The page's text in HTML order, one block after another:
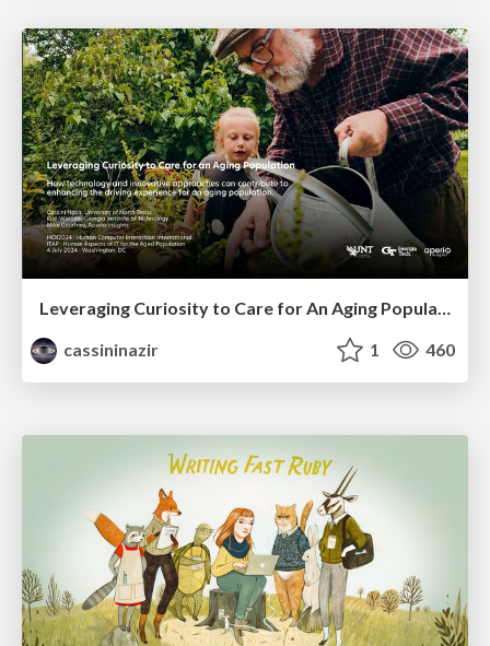
Leveraging Curiosity to Care for An Aging Population
cassininazir
1 460